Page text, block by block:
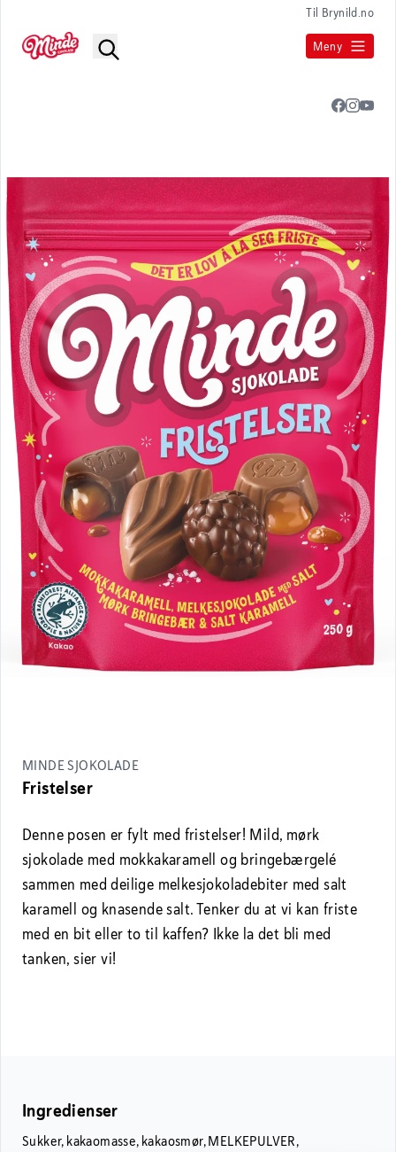
Til Brynild.no
Meny
MINDE SJOKOLADE
Fristelser
Denne posen er fylt med fristelser! Mild, mørk
sjokolade med mokkakaramell og bringebærgelé
sammen med deilige melkesjokoladebiter med salt
karamell og knasende salt. Tenker du at vi kan friste
med en bit eller to til kaffen? Ikke la det bli med
tanken, sier vi!
Ingredienser
Sukker, kakaomasse, kakaosmør, MELKEPULVER,